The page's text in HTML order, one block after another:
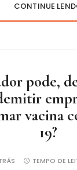
CONTINUE
pode,
vacina
19?
TEMPO DE